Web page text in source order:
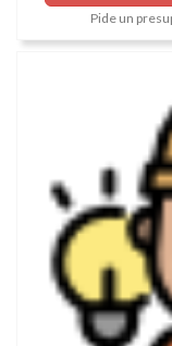
Pide un